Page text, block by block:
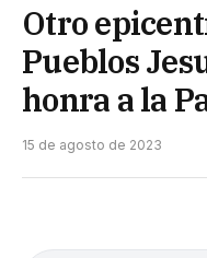
Otro
Pueblos
honra a la
15 de agosto de 2023